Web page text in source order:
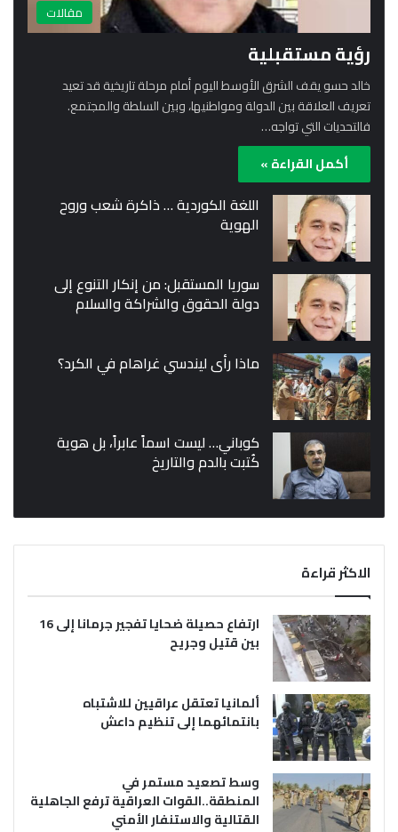
مقالات
رؤية مستقبلية
خالد حسو يقف الشرق الأوسط اليوم أمام مرحلة تاريخية قد تعيد
تعريف العلاقة بين الدولة ومواطنيها، وبين السلطة والمجتمع.
فالتحديات التي تواجه…
أكمل القراءة »
اللغة الكوردية … ذاكرة شعب وروح
الهوية
سوريا المستقبل: من إنكار التنوع إلى
دولة الحقوق والشراكة والسلام
ماذا رأى ليندسي غراهام في الكرد؟
كوباني… ليست اسماً عابراً، بل هوية
كُتبت بالدم والتاريخ
الاكثر قراءة
ارتفاع حصيلة ضحايا تفجير جرمانا إلى 16
بين قتيل وجريح
ألمانيا تعتقل عراقيين للاشتباه
بانتمائهما إلى تنظيم داعش
وسط تصعيد مستمر في
المنطقة..القوات العراقية ترفع الجاهلية
القتالية والاستنفار الأمني